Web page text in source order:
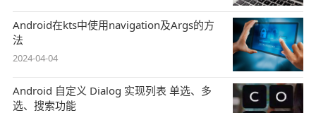
Android在kts中使用navigation及Args的方
法
2024-04-04
Android 自定义 Dialog 实现列表 单选、多
选、搜索功能